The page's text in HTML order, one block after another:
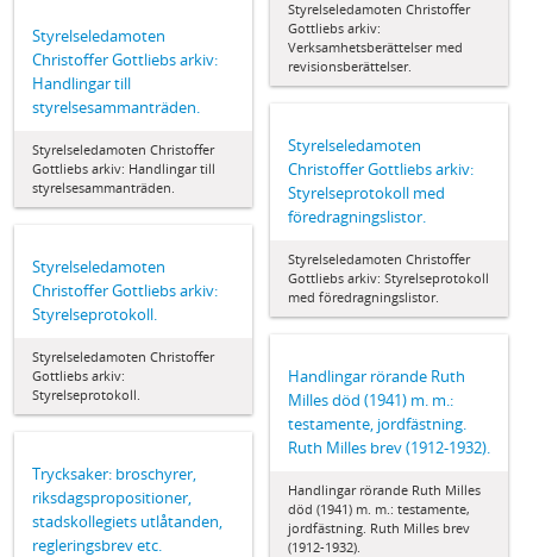
Styrelseledamoten Christoffer
Gottliebs arkiv:
Verksamhetsberättelser med
revisionsberättelser.
Styrelseledamoten
Christoffer Gottliebs arkiv:
Handlingar till
styrelsesammanträden.
Styrelseledamoten Christoffer
Gottliebs arkiv: Handlingar till
styrelsesammanträden.
Styrelseledamoten
Christoffer Gottliebs arkiv:
Styrelseprotokoll med
föredragningslistor.
Styrelseledamoten Christoffer
Gottliebs arkiv: Styrelseprotokoll
med föredragningslistor.
Styrelseledamoten
Christoffer Gottliebs arkiv:
Styrelseprotokoll.
Styrelseledamoten Christoffer
Gottliebs arkiv:
Styrelseprotokoll.
Handlingar rörande Ruth
Milles död (1941) m. m.:
testamente, jordfästning.
Ruth Milles brev (1912-1932).
Handlingar rörande Ruth Milles
död (1941) m. m.: testamente,
jordfästning. Ruth Milles brev
(1912-1932).
Trycksaker: broschyrer,
riksdagspropositioner,
stadskollegiets utlåtanden,
regleringsbrev etc.